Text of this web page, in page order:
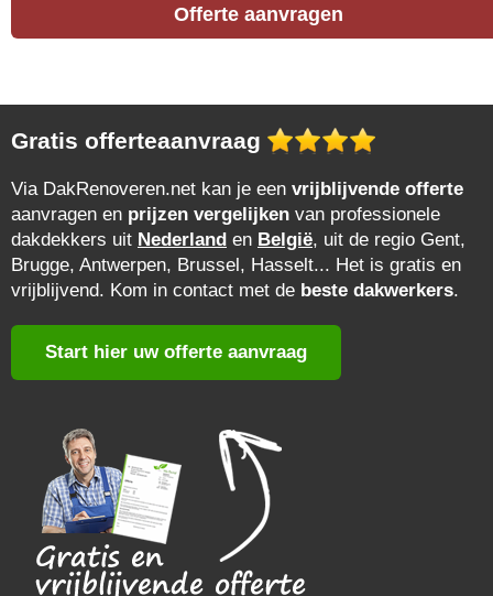
Offerte aanvragen
Gratis offerteaanvraag
Via DakRenoveren.net kan je een vrijblijvende offerte
aanvragen en prijzen vergelijken van professionele
dakdekkers uit Nederland en België, uit de regio Gent,
Brugge, Antwerpen, Brussel, Hasselt... Het is gratis en
vrijblijvend. Kom in contact met de beste dakwerkers.
Start hier uw offerte aanvraag